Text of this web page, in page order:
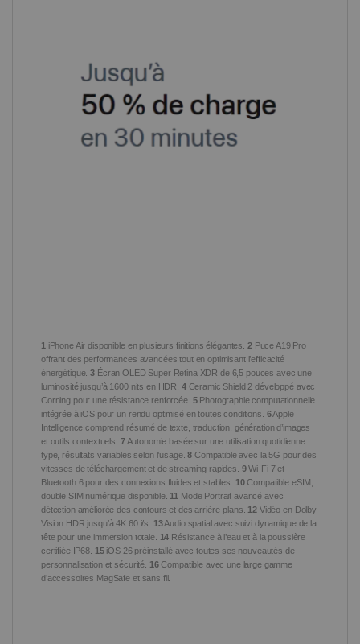
1 iPhone Air disponible en plusieurs finitions élégantes. 2Puce A19 Pro
offrant des performances avancées tout en optimisant l’efficacité
énergétique.3 Écran OLED Super Retina XDR de 6,5 pouces avec une
luminosité jusqu’à 1600 nits en HDR. 4Ceramic Shield 2 développé avec
Corning pour une résistance renforcée. 5Photographie computationnelle
intégrée à iOS pour un rendu optimisé en toutes conditions. 6Apple
Intelligence comprend résumé de texte, traduction, génération d’images
et outils contextuels. 7Autonomie basée sur une utilisation quotidienne
type, résultats variables selon l’usage.8 Compatible avec la 5G pour des
vitesses de téléchargement et de streaming rapides. 9Wi-Fi 7 et
Bluetooth 6 pour des connexions fluides et stables.
10Compatible eSIM,
double SIM numérique disponible. 11 Mode Portrait avancé avec
détection améliorée des contours et des arrière-plans. 12 Vidéo en Dolby
Vision HDR jusqu’à 4K 60 i/s. 13Audio spatial avec suivi dynamique de la
tête pour une immersion totale. 14 Résistance à l’eau et à la poussière
certifiée IP68. 15iOS 26 préinstallé avec toutes ses nouveautés de
personnalisation et sécurité. 16Compatible avec une large gamme
d’accessoires MagSafe et sans fil.